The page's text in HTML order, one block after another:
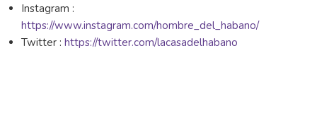
Instagram :
https://www.instagram.com/hombre_del_habano/
Twitter : https://twitter.com/lacasadelhabano